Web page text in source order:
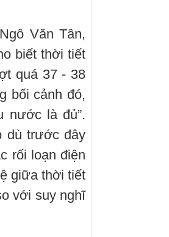
Văn Tân,
biết thời tiết
quá 37 - 38
bối cảnh đó,
nước là đủ”.
dù trước đây
rối loạn điện
giữa thời tiết
với suy nghĩ